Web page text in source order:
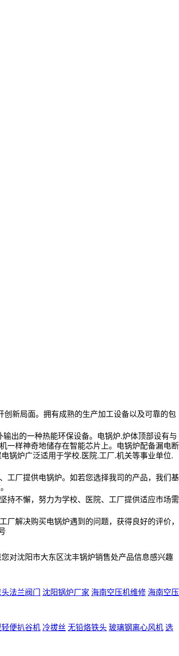
创新局面。拥有成熟的生产加工设备以及可靠的包
出的一种热能环保设备。电锅炉.炉体顶部设有与
一样神奇地储存在智能芯片上。电锅炉配备漏电断
锅炉广泛适用于学校.医院.工厂.机关等事业单位.
工厂提供电锅炉。如若您选择我司的产品，我们基
持不懈，努力为学校、医院、工厂提供适应市场需
解决购买电锅炉遇到的问题，获得良好的评价，
对沈阳市大东区沈丰锅炉销售处产品信息感兴趣
法兰阀门 沈阳锅炉厂家 海南空压机维修 海南空压
便扒谷机 冷拔丝 无铅烙铁头 玻璃钢离心风机 选